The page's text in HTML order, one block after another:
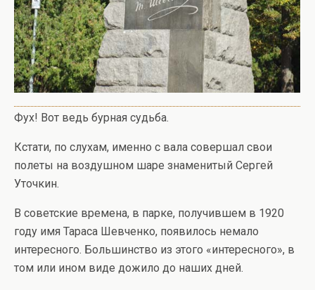
Фух! Вот ведь бурная судьба.
Кстати, по слухам, именно с вала совершал свои
полеты на воздушном шаре знаменитый Сергей
Уточкин.
В советские времена, в парке, получившем в 1920
году имя Тараса Шевченко, появилось немало
интересного. Большинство из этого «интересного», в
том или ином виде дожило до наших дней.